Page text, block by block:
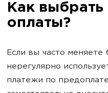
Как выбрать
оплаты?
Если вы часто
нерегулярно
платежи по